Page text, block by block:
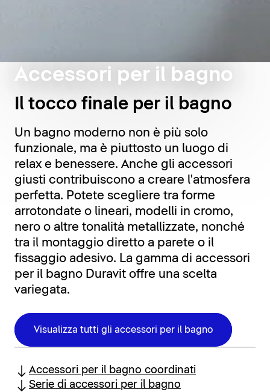
Accessori per il bagno
Il tocco finale per il bagno
Un bagno moderno non è più solo
funzionale, ma è piuttosto un luogo di
relax e benessere. Anche gli accessori
giusti contribuiscono a creare l'atmosfera
perfetta. Potete scegliere tra forme
arrotondate o lineari, modelli in cromo,
nero o altre tonalità metallizzate, nonché
tra il montaggio diretto a parete o il
fissaggio adesivo. La gamma di accessori
per il bagno Duravit offre una scelta
variegata.
Visualizza tutti gli accessori per il bagno
Accessori per il bagno coordinati
Serie di accessori per il bagno